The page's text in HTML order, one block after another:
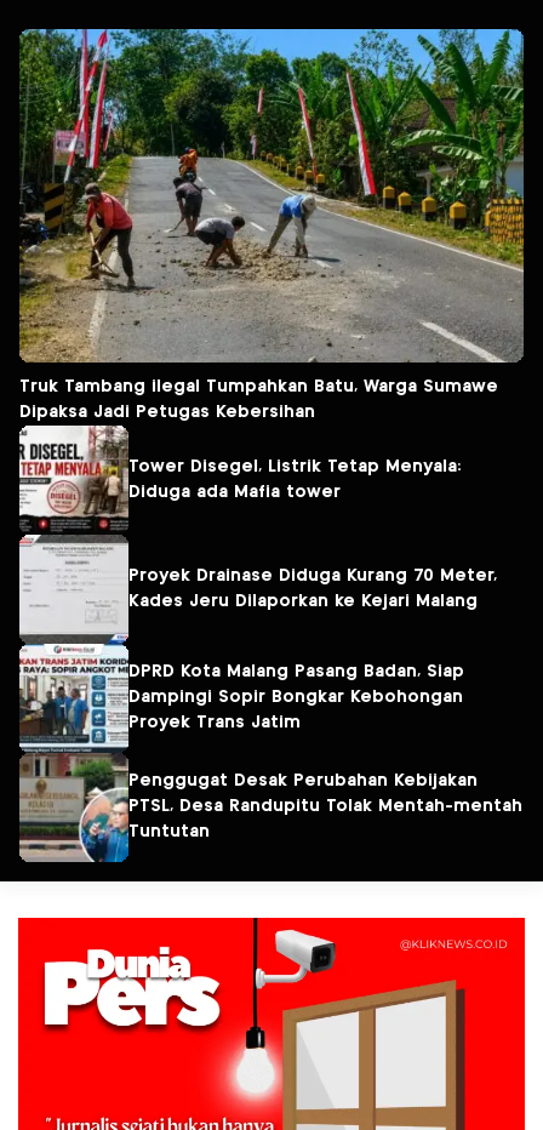
Truk Tambang ilegal Tumpahkan Batu, Warga Sumawe
Dipaksa Jadi Petugas Kebersihan
Tower Disegel, Listrik Tetap Menyala:
Diduga ada Mafia tower
Proyek Drainase Diduga Kurang 70 Meter,
Kades Jeru Dilaporkan ke Kejari Malang
DPRD Kota Malang Pasang Badan, Siap
Dampingi Sopir Bongkar Kebohongan
Proyek Trans Jatim
Penggugat Desak Perubahan Kebijakan
PTSL, Desa Randupitu Tolak Mentah-mentah
Tuntutan